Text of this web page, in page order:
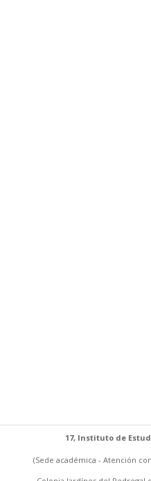
17, Instituto de
(Sede académica - Atención